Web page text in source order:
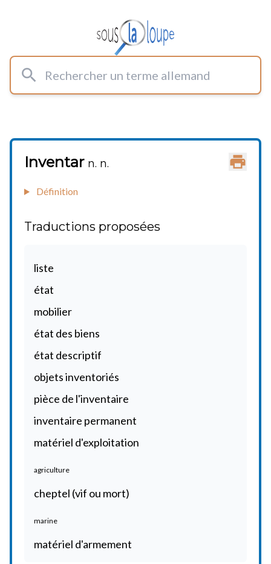
Rechercher un terme allemand
Inventar n. n.
Définition
Traductions proposées
liste
état
mobilier
état des biens
état descriptif
objets inventoriés
pièce de l'inventaire
inventaire permanent
matériel d'exploitation
agriculture
cheptel (vif ou mort)
marine
matériel d'armement